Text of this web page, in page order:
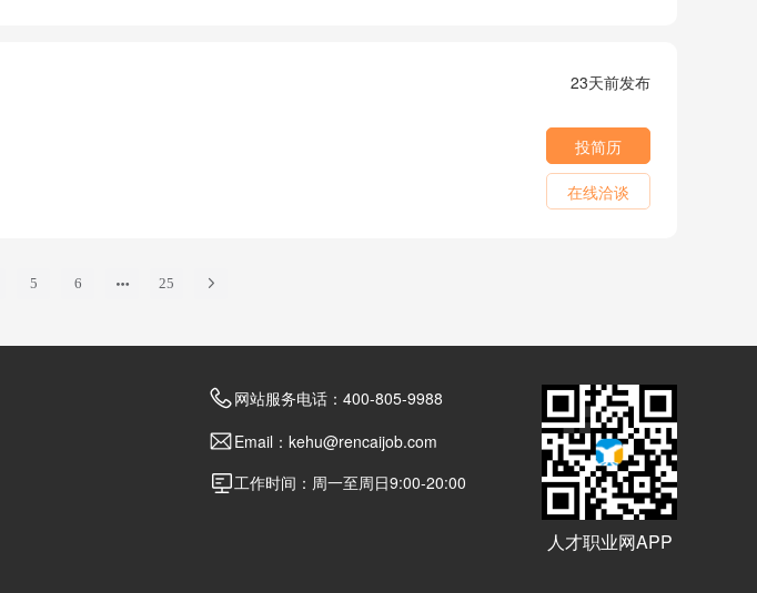
23天前发布
投简历
在线洽谈
5 6 25
网站服务电话：400-805-9988
Email：kehu@rencaijob.com
工作时间：周一至周日9:00-20:00
人才职业网APP